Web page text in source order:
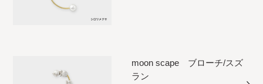
moon scape ブローチ/スズ
ラン